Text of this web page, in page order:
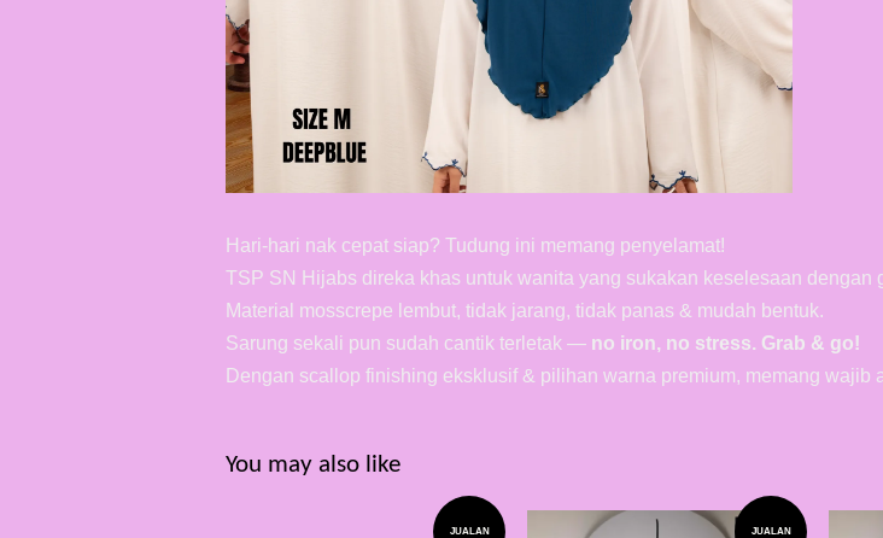
Hari-hari nak cepat siap? Tudung ini memang penyelamat!
TSP SN Hijabs direka khas untuk wanita yang sukakan keselesaan dengan
Material mosscrepe lembut, tidak jarang, tidak panas & mudah bentuk.
Sarung sekali pun sudah cantik terletak — no iron, no stress. Grab & go!
Dengan scallop finishing eksklusif & pilihan warna premium, memang wajib
You may also like
JUALAN JUALAN